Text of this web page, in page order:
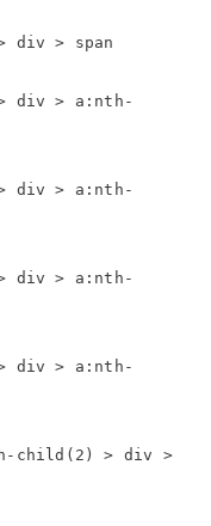
div > span
div > a:nth-
div > a:nth-
div > a:nth-
div > a:nth-
child(2) > div >